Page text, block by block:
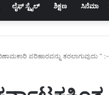
ಲೈಫ್ ಸ್ಟೈಲ್ ಶಿಕ್ಷಣ ಸಿನೆಮಾ
ಪರಿಹಾರವನ್ನು ತರಲಾಗುವುದು ” :-